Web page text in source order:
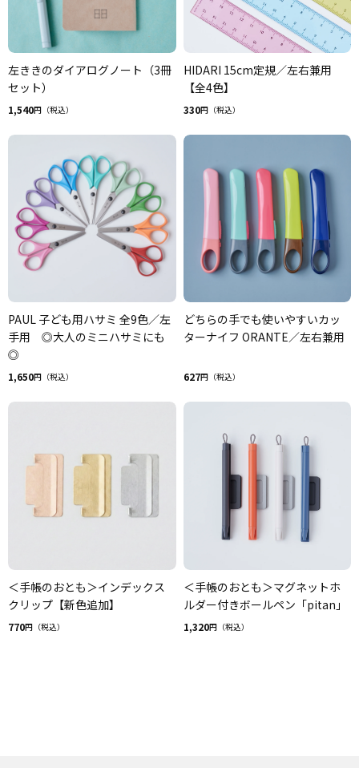
左ききのダイアログノート（3冊
セット）
1,540円（税込）
HIDARI 15cm定規／左右兼用
【全4色】
330円（税込）
PAUL 子ども用ハサミ 全9色／左
手用 ◎大人のミニハサミにも
◎
1,650円（税込）
どちらの手でも使いやすいカッ
ターナイフ ORANTE／左右兼用
627円（税込）
＜手帳のおとも＞インデックス
クリップ【新色追加】
770円（税込）
＜手帳のおとも＞マグネットホ
ルダー付きボールペン「pitan」
1,320円（税込）